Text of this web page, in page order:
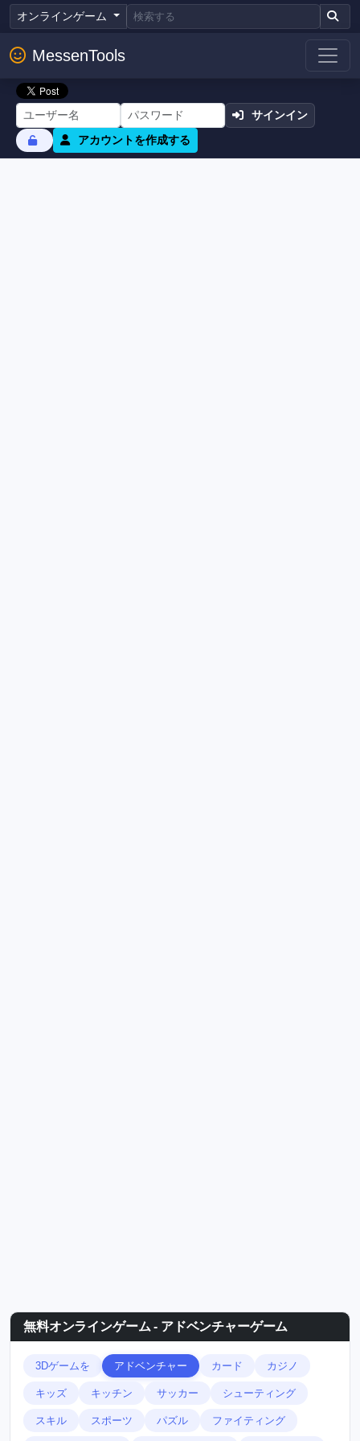
オンラインゲーム
MessenTools
サインイン
アカウントを作成する
無料オンラインゲーム - アドベンチャーゲーム
3Dゲームを アドベンチャー カード カジノ
キッズ キッチン サッカー シューティング
スキル スポーツ パズル ファイティング